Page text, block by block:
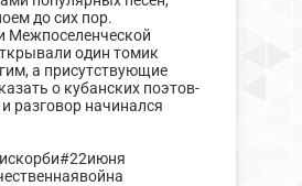
до сих пор.
Межпоселенческой
один томик
а присутствующие
о кубанских поэтов-
разговор начинался